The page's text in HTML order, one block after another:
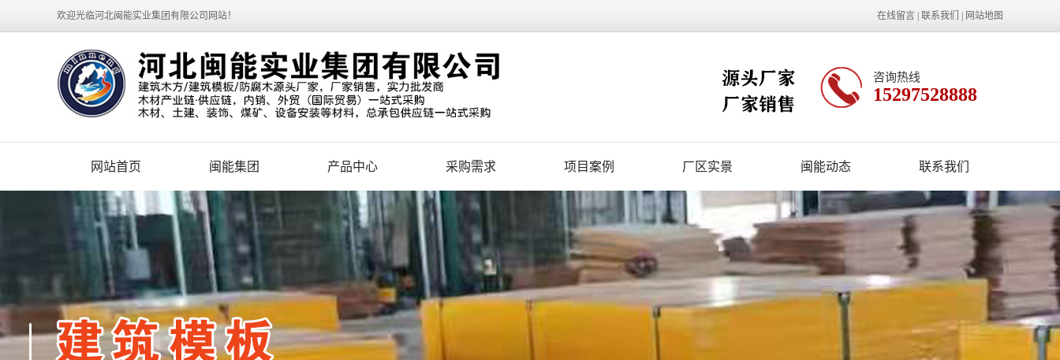
欢迎光临河北闽能实业集团有限公司网站！ 在线留言 联系我们 网站地图
咨询热线
15297528888
网站首页 闽能集团 产品中心 采购需求 项目案例 厂区实景 闽能动态 联系我们